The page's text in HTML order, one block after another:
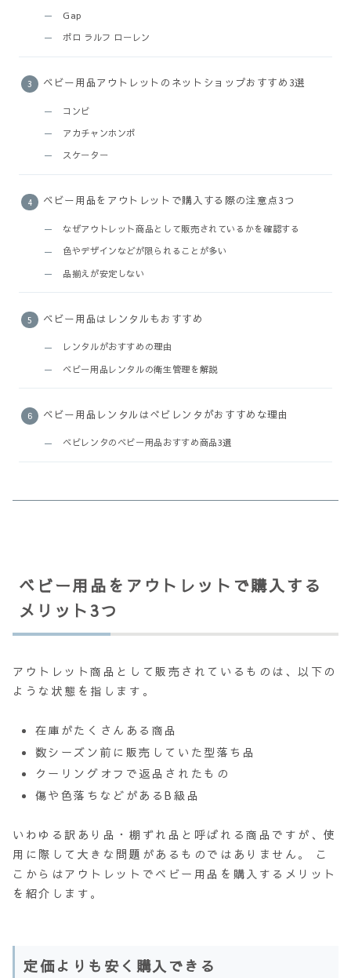
Gap
ポロ ラルフ ローレン
ベビー用品アウトレットのネットショップおすすめ3選
コンビ
アカチャンホンポ
スケーター
ベビー用品をアウトレットで購入する際の注意点3つ
なぜアウトレット商品として販売されているかを確認する
色やデザインなどが限られることが多い
品揃えが安定しない
ベビー用品はレンタルもおすすめ
レンタルがおすすめの理由
ベビー用品レンタルの衛生管理を解説
ベビー用品レンタルはべビレンタがおすすめな理由
ベビレンタのベビー用品おすすめ商品3選
ベビー用品をアウトレットで購入する
メリット3つ
アウトレット商品として販売されているものは、以下の
ような状態を指します。
在庫がたくさんある商品
数シーズン前に販売していた型落ち品
クーリングオフで返品されたもの
傷や色落ちなどがあるB級品
いわゆる訳あり品・棚ずれ品と呼ばれる商品ですが、使
用に際して大きな問題があるものではありません。 こ
こからはアウトレットでベビー用品を購入するメリット
を紹介します。
定価よりも安く購入できる